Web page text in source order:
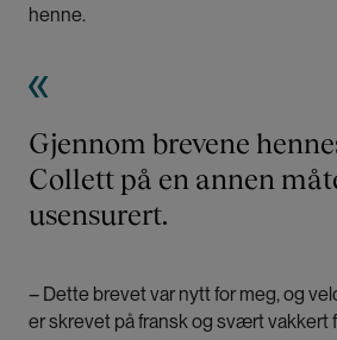
henne.
Gjennom brevene
Collett på en annen
usensurert.
– Dette brevet var nytt for meg, og
er skrevet på fransk og svært vakkert